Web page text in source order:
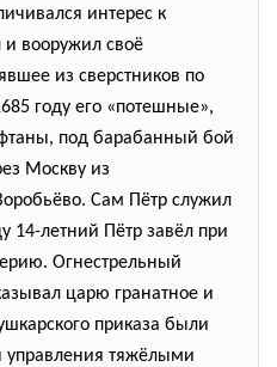
интерес к
и вооружил своё
из сверстников по
году его «потешные»,
под барабанный бой
Москву из
Сам Пётр служил
14-летний Пётр завёл при
Огнестрельный
царю гранатное и
приказа были
управления тяжёлыми